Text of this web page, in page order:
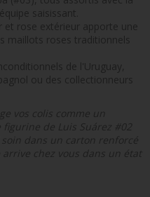
saisissant.
et rose extérieur apporte une
maillots roses traditionnels
de l'Uruguay,
ou des collectionneurs
vos colis comme un
de Luis Suárez #02
dans un carton renforcé
chez vous dans un état